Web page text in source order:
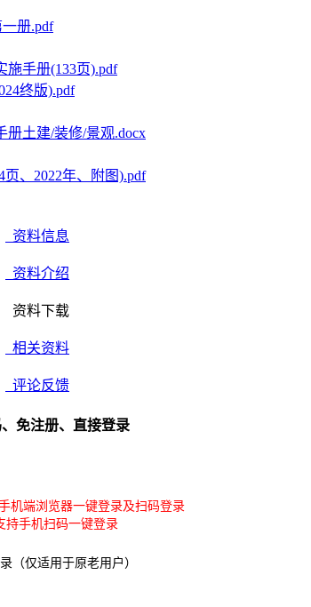
册.pdf
施手册(133页).pdf
终版).pdf
册土建/装修/景观.docx
、2022年、附图).pdf
资料信息
资料介绍
资料下载
相关资料
评论反馈
免注册、直接登录
机端浏览器一键登录及扫码登录
持手机扫码一键登录
（仅适用于原老用户）